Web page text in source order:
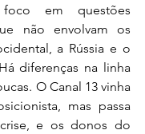
em questões
não envolvam os
a Rússia e o
diferenças na linha
O Canal 13 vinha
mas passa
e os donos do